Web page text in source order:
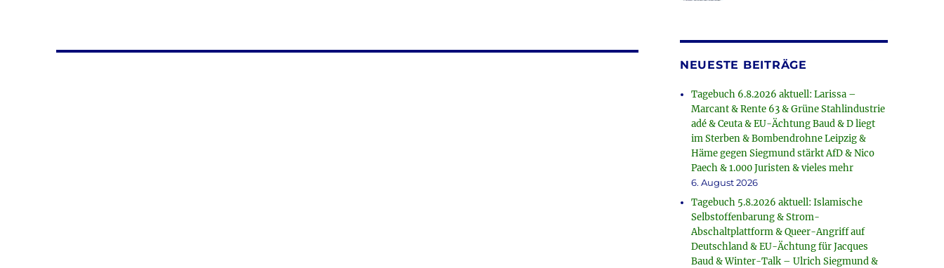
NEUESTE BEITRÄGE
Tagebuch 6.8.2026 aktuell: Larissa –
Marcant & Rente 63 & Grüne Stahlindustrie
adé & Ceuta & EU-Ächtung Baud & D liegt
im Sterben & Bombendrohne Leipzig &
Häme gegen Siegmund stärkt AfD & Nico
Paech & 1.000 Juristen & vieles mehr
6. August 2026
Tagebuch 5.8.2026 aktuell: Islamische
Selbstoffenbarung & Strom-
Abschaltplattform & Queer-Angriff auf
Deutschland & EU-Ächtung für Jacques
Baud & Winter-Talk – Ulrich Siegmund &